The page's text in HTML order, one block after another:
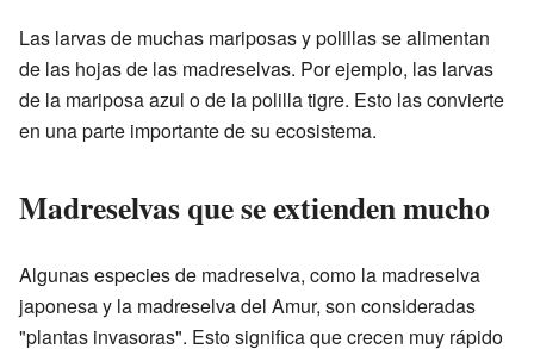
Las larvas de muchas mariposas y polillas se alimentan
de las hojas de las madreselvas. Por ejemplo, las larvas
de la mariposa azul o de la polilla tigre. Esto las convierte
en una parte importante de su ecosistema.
Madreselvas que se extienden mucho
Algunas especies de madreselva, como la madreselva
japonesa y la madreselva del Amur, son consideradas
"plantas invasoras". Esto significa que crecen muy rápido